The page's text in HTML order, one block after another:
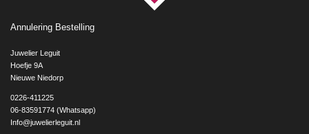
Annulering Bestelling
Juwelier Leguit
Hoefje 9A
Nieuwe Niedorp
0226-411225
06-83591774 (Whatsapp)
Info@juwelierleguit.nl